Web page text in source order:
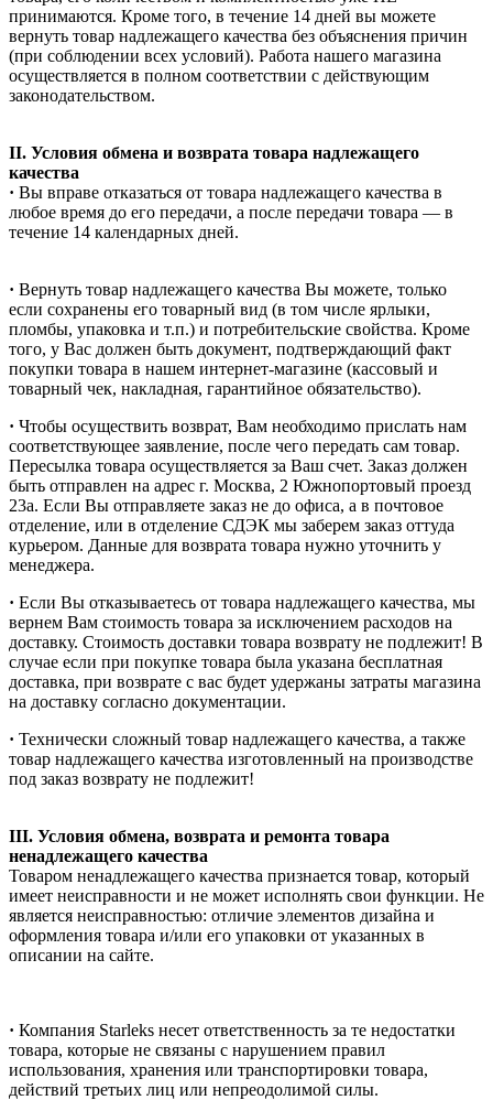
принимаются. Кроме того, в течение 14 дней вы можете
вернуть товар надлежащего качества без объяснения причин
(при соблюдении всех условий). Работа нашего магазина
осуществляется в полном соответствии с действующим
законодательством.
II. Условия обмена и возврата товара надлежащего
качества
· Вы вправе отказаться от товара надлежащего качества в
любое время до его передачи, а после передачи товара — в
течение 14 календарных дней.
· Вернуть товар надлежащего качества Вы можете, только
если сохранены его товарный вид (в том числе ярлыки,
пломбы, упаковка и т.п.) и потребительские свойства. Кроме
того, у Вас должен быть документ, подтверждающий факт
покупки товара в нашем интернет-магазине (кассовый и
товарный чек, накладная, гарантийное обязательство).
· Чтобы осуществить возврат, Вам необходимо прислать нам
соответствующее заявление, после чего передать сам товар.
Пересылка товара осуществляется за Ваш счет. Заказ должен
быть отправлен на адрес г. Москва, 2 Южнопортовый проезд
23а. Если Вы отправляете заказ не до офиса, а в почтовое
отделение, или в отделение СДЭК мы заберем заказ оттуда
курьером. Данные для возврата товара нужно уточнить у
менеджера.
· Если Вы отказываетесь от товара надлежащего качества, мы
вернем Вам стоимость товара за исключением расходов на
доставку. Стоимость доставки товара возврату не подлежит! В
случае если при покупке товара была указана бесплатная
доставка, при возврате с вас будет удержаны затраты магазина
на доставку согласно документации.
· Технически сложный товар надлежащего качества, а также
товар надлежащего качества изготовленный на производстве
под заказ возврату не подлежит!
III. Условия обмена, возврата и ремонта товара
ненадлежащего качества
Товаром ненадлежащего качества признается товар, который
имеет неисправности и не может исполнять свои функции. Не
является неисправностью: отличие элементов дизайна и
оформления товара и/или его упаковки от указанных в
описании на сайте.
· Компания Starleks несет ответственность за те недостатки
товара, которые не связаны с нарушением правил
использования, хранения или транспортировки товара,
действий третьих лиц или непреодолимой силы.